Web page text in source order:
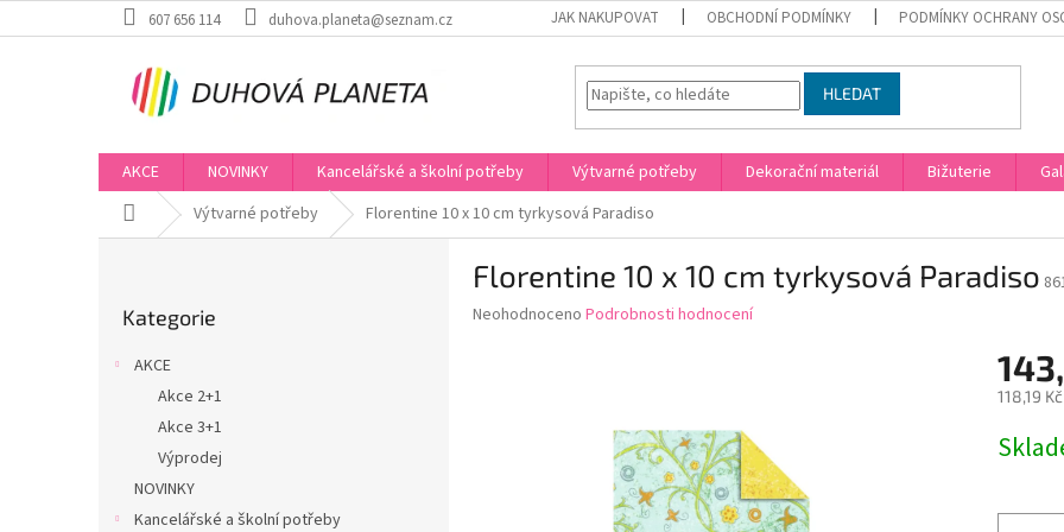
na
607 656 114 duhova.planeta@seznam.cz JAK NAKUPOVAT OBCHODNÍ PODMÍNKY PODMÍNKY OCHRANY
HLEDAT
AKCE NOVINKY Kancelářské a školní potřeby Výtvarné potřeby Dekorační materiál Bižuterie
Domů Výtvarné potřeby Florentine 10 x 10 cm tyrkysová Paradiso
kategorie
Kategorie
AKCE
Akce 2+1
Akce 3+1
Výprodej
NOVINKY
Kancelářské a školní potřeby
Florentine 10 x 10 cm tyrkysová Paradiso
Průměrné
Neohodnoceno Podrobnosti hodnocení
118,19
cena: